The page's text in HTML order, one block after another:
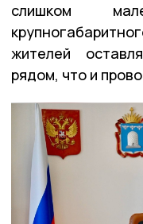
слишком
жителей
рядом, что и